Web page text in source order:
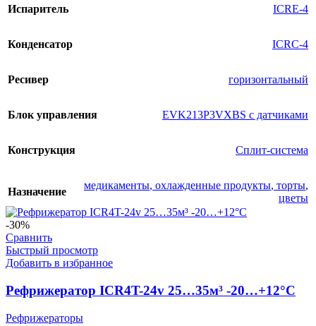
Испаритель ICRE-4
Конденсатор ICRC-4
Ресивер горизонтальный
Блок управления EVK213P3VXBS с датчиками
Конструкция Сплит-система
Назначение
медикаменты, охлажденные продукты, торты,
цветы
-30%
Сравнить
Быстрый просмотр
Добавить в избранное
Рефрижератор ICR4T-24v 25…35м³ -20…+12°C
Рефрижераторы